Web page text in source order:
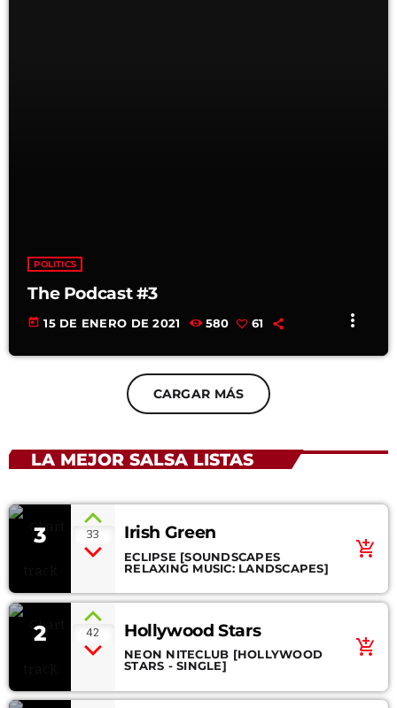
POLITICS
The Podcast #3
today 15 DE ENERO DE 2021 580 61 more_vert
CARGAR MÁS
LA MEJOR SALSA LISTAS
2 42 Hollywood Stars
NEON NITECLUB [HOLLYWOOD
STARS - SINGLE]
add_shopping_cart
3 33 Irish Green
ECLIPSE [SOUNDSCAPES
RELAXING MUSIC: LANDSCAPES]
add_shopping_cart